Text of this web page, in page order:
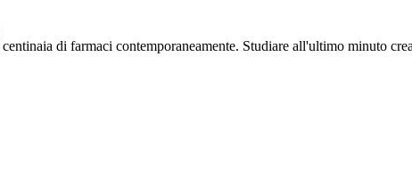
di farmaci contemporaneamente. Studiare all'ultimo minuto